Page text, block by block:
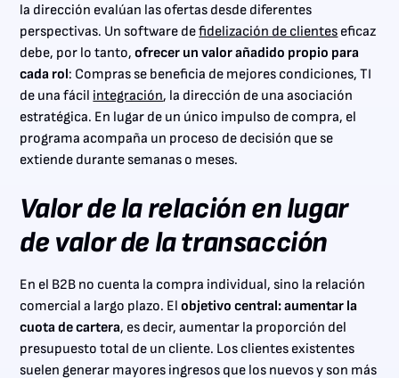
la dirección evalúan las ofertas desde diferentes
perspectivas. Un software defidelización de clientes eficaz
debe, por lo tanto,ofrecer un valor añadido propio para
cada rol: Compras se beneficia de mejores condiciones, TI
de una fácil integración, la dirección de una asociación
estratégica. En lugar de un único impulso de compra, el
programa acompaña un proceso de decisión que se
extiende durante semanas o meses.
Valor de la relación en lugar
de valor de la transacción
En el B2B no cuenta la compra individual, sino la relación
comercial a largo plazo. Elobjetivo central: aumentar la
cuota de cartera, es decir, aumentar la proporción del
presupuesto total de un cliente. Los clientes existentes
suelen generar mayores ingresos que los nuevos y son más